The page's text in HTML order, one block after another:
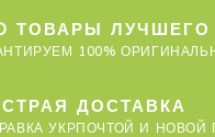
ТОВАРЫ ЛУЧШЕГО
100%
ДОСТАВКА
УКРПОЧТОЙ И НОВОЙ